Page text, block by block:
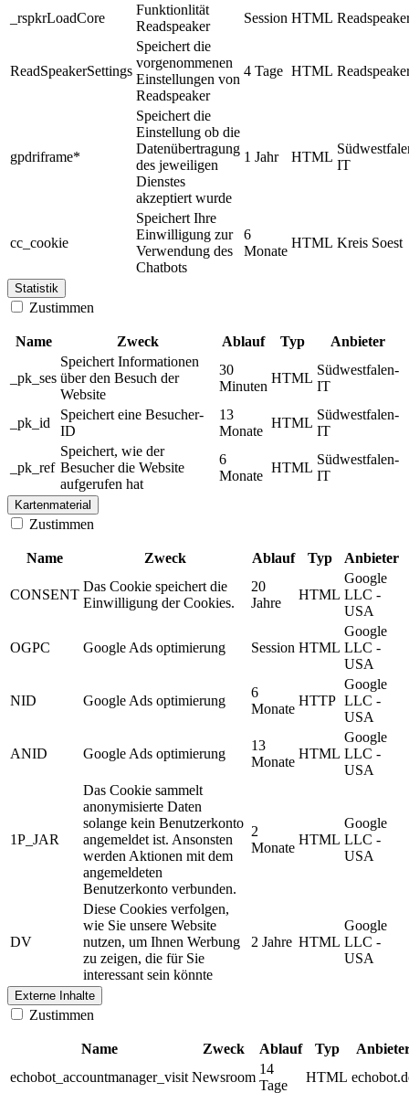
_rspkrLoadCore
Funktionlität
Readspeaker
Session HTML
ReadSpeakerSettings
Speichert die
vorgenommenen
Einstellungen von
Readspeaker
4 Tage HTML
gpdriframe*
Speichert die
Einstellung ob die
Datenübertragung
des jeweiligen
Dienstes
akzeptiert wurde
1 Jahr HTML
IT
cc_cookie
Speichert Ihre
Einwilligung zur
Verwendung des
Chatbots
6
Monate
HTML Kreis Soest
Statistik
Zustimmen
Name Zweck Ablauf Typ Anbieter
_pk_ses
Speichert Informationen
über den Besuch der
Website
30
Minuten
HTML
Südwestfalen-
IT
_pk_id
Speichert eine Besucher-
ID
13
Monate
HTML
Südwestfalen-
IT
_pk_ref
Speichert, wie der
Besucher die Website
aufgerufen hat
6
Monate
HTML
Südwestfalen-
IT
Kartenmaterial
Zustimmen
Name Zweck Ablauf Typ Anbieter
CONSENT
Das Cookie speichert die
Einwilligung der Cookies.
20
Jahre
HTML
Google
LLC -
USA
OGPC Google Ads optimierung Session HTML
Google
LLC -
USA
NID Google Ads optimierung
6
Monate
HTTP
Google
LLC -
USA
ANID Google Ads optimierung
13
Monate
HTML
Google
LLC -
USA
1P_JAR
Das Cookie sammelt
anonymisierte Daten
solange kein Benutzerkonto
angemeldet ist. Ansonsten
werden Aktionen mit dem
angemeldeten
Benutzerkonto verbunden.
2
Monate
HTML
Google
LLC -
USA
DV
Diese Cookies verfolgen,
wie Sie unsere Website
nutzen, um Ihnen Werbung
zu zeigen, die für Sie
interessant sein könnte
2 Jahre HTML
Google
LLC -
USA
Externe Inhalte
Zustimmen
Name Zweck Ablauf Typ
echobot_accountmanager_visit Newsroom
14
Tage
HTML